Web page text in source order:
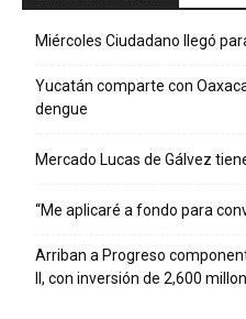
Miércoles Ciudadano llegó
Yucatán comparte con
dengue
Mercado Lucas de Gálvez
“Me aplicaré a fondo para
Arriban a Progreso
II, con inversión de 2,600